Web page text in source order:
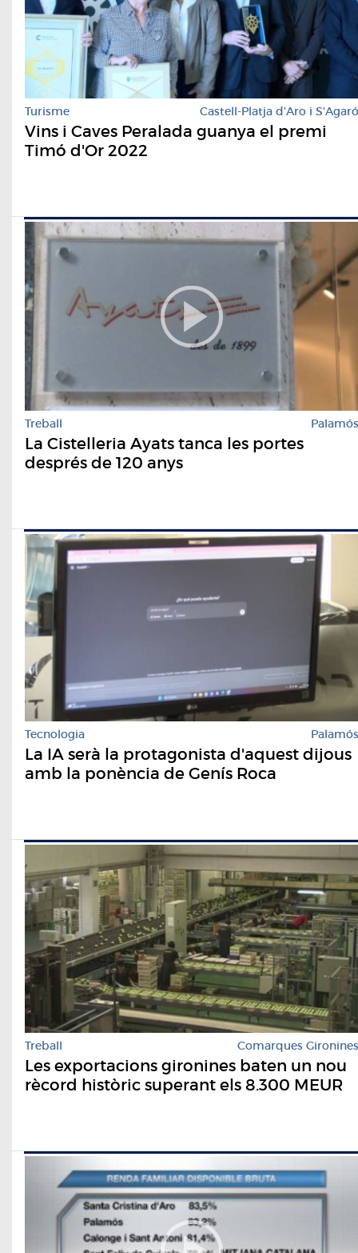
Turisme Castell-Platja d'Aro i S'Agaró
Vins i Caves Peralada guanya el premi
Timó d'Or 2022
Treball Palamós
La Cistelleria Ayats tanca les portes
després de 120 anys
Tecnologia Palamós
La IA serà la protagonista d'aquest dijous
amb la ponència de Genís Roca
Treball Comarques Gironines
Les exportacions gironines baten un nou
rècord històric superant els 8.300 MEUR